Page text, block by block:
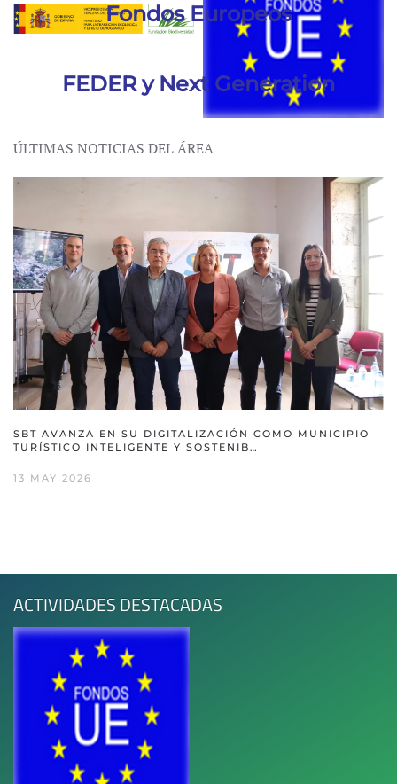
Fondos Europeos
FEDER y Next Generation
ÚLTIMAS NOTICIAS DEL ÁREA
SBT AVANZA EN SU DIGITALIZACIÓN COMO MUNICIPIO
TURÍSTICO INTELIGENTE Y SOSTENIB…
13 MAY 2026
ACTIVIDADES DESTACADAS